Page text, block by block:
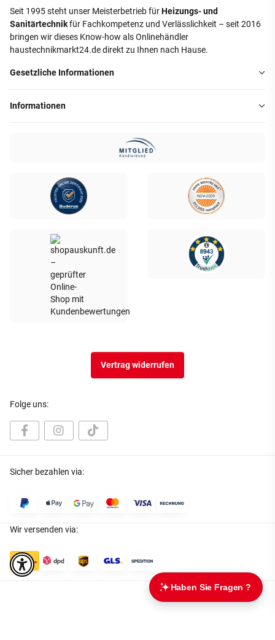
Seit 1995 steht unser Meisterbetrieb fürHeizungs- und
Sanitärtechnikfür Fachkompetenz und Verlässlichkeit – seit 2016
bringen wir dieses Know-how als Onlinehändler
haustechnikmarkt24.de direkt zu Ihnen nach Hause.
Gesetzliche Informationen
Informationen
Vertrag widerrufen
Folge uns:
Sicher bezahlen via:
Wir versenden via: